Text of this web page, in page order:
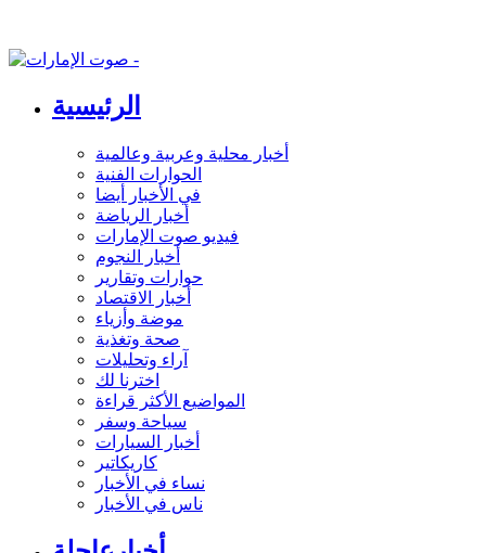
الرئيسية
أخبار محلية وعربية وعالمية
الحوارات الفنية
في الأخبار أيضا
أخبار الرياضة
فيديو صوت الإمارات
أخبار النجوم
حوارات وتقارير
أخبار الاقتصاد
موضة وأزياء
صحة وتغذية
آراء وتحليلات
اخترنا لك
المواضيع الأكثر قراءة
سياحة وسفر
أخبار السيارات
كاريكاتير
نساء في الأخبار
ناس في الأخبار